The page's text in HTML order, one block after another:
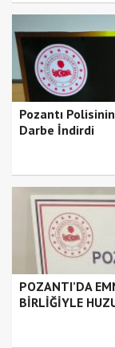
Pozantı
Darbe İndirdi
POZANTI’DA
BİRLİĞİYLE